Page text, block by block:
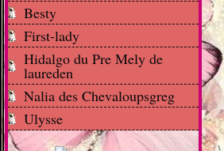
Besty
First-lady
Hidalgo du Pre Mely de
laureden
Nalia des Chevaloupsgreg
Ulysse